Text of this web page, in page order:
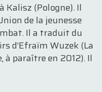
Kalisz (Pologne). Il
de la jeunesse
Il a traduit du
d’Efraïm Wuzek (La
à paraître en 2012). Il